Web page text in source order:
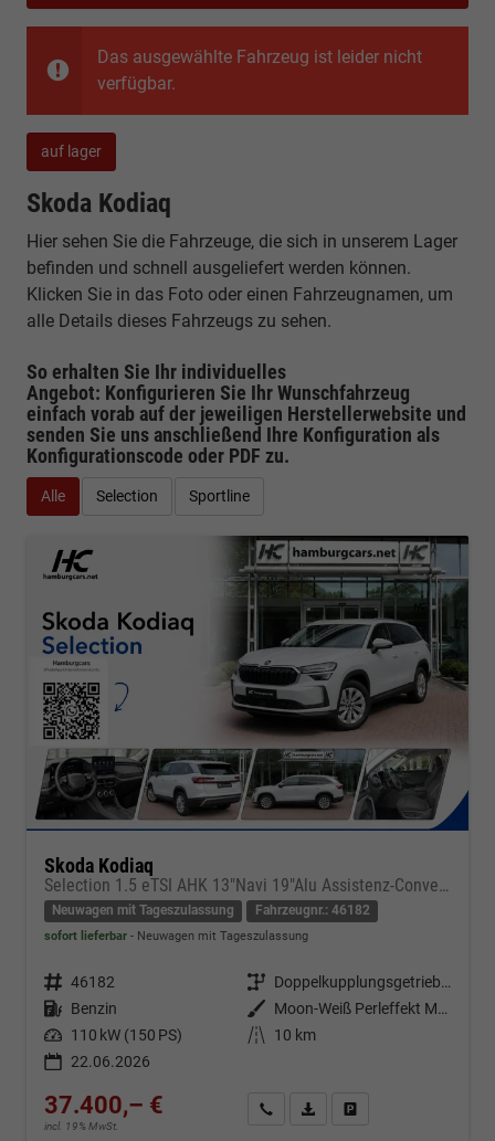
Das ausgewählte Fahrzeug ist leider nicht
verfügbar.
auf lager
Skoda Kodiaq
Hier sehen Sie die Fahrzeuge, die sich in unserem Lager
befinden und schnell ausgeliefert werden können.
Klicken Sie in das Foto oder einen Fahrzeugnamen, um
alle Details dieses Fahrzeugs zu sehen.
So erhalten Sie Ihr individuelles
Angebot: Konfigurieren Sie Ihr Wunschfahrzeug
einfach vorab auf der jeweiligen Herstellerwebsite und
senden Sie uns anschließend Ihre Konfiguration als
Konfigurationscode oder PDF zu.
Alle Selection Sportline
Skoda Kodiaq
Selection 1.5 eTSI AHK 13"Navi 19"Alu Assistenz-Convenience-WinterP
Neuwagen mit Tageszulassung Fahrzeugnr.: 46182
sofort lieferbar Neuwagen mit Tageszulassung
Fahrzeugnr. 46182 Getriebe
Doppelkupplungsgetriebe (DSG)
Kraftstoff Benzin Außenfarbe
Moon-Weiß Perleffekt Metallic
Leistung 110 kW (150 PS) Kilometerstand
10 km
22.06.2026
37.400,– €
incl. 19% MwSt.
Kontakt & Angebot anfordern
PDF-Datei, Fahrzeugexposé